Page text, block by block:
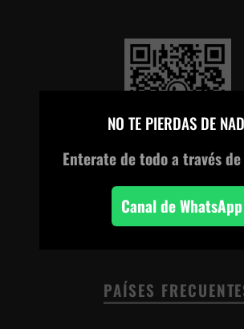
Escanea el código o
para unirte a nuestro
canal de WhatsApp
PAÍSES
NO TE PIERDAS DE
Enterate de todoa través
Canal de WhatsApp